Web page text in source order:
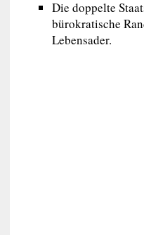
Die doppelte
bürokratische
Lebensader.